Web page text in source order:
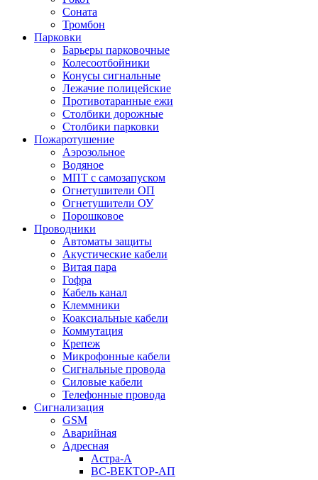
Соната
Тромбон
Парковки
Барьеры парковочные
Колесоотбойники
Конусы сигнальные
Лежачие полицейские
Противотаранные ежи
Столбики дорожные
Столбики парковки
Пожаротушение
Аэрозольное
Водяное
МПТ с самозапуском
Огнетушители ОП
Огнетушители ОУ
Порошковое
Проводники
Автоматы защиты
Акустические кабели
Витая пара
Гофра
Кабель канал
Клеммники
Коаксиальные кабели
Коммутация
Крепеж
Микрофонные кабели
Сигнальные провода
Силовые кабели
Телефонные провода
Сигнализация
GSM
Аварийная
Адресная
Астра-А
ВС-ВЕКТОР-АП